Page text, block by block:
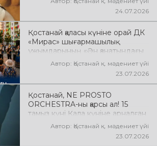
24.07.2026
Қостанай қаласы күніне орай ДК
«Мирас» шығармашылық
ұжымдарының «Ән қанатындағы
Қостанай» көшпелі концерті
өтеді! Баршаңызды мерекелік
Автор: Қостанай қ. мәдениет үйі
23.07.2026
Қостанай, NE PROSTO
ORCHESTRA-ны қарсы ал! 15
тамыз күні Қала күніне арналған
мерекелік концертте NE
PROSTO ORCHESTRA өнер
көрсетеді! @ne_prosto_orchestra
Автор: Қостанай қ. мәдениет үйі
23.07.2026